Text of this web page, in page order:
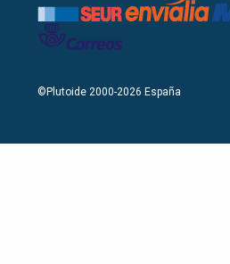
©Plutoide 2000-2026 España